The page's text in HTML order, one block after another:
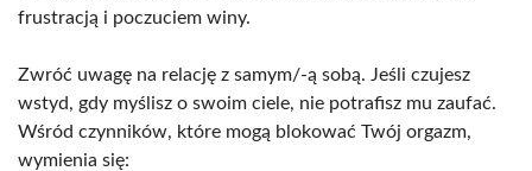
frustracją i poczuciem winy.
Zwróć uwagę na relację z samym/-ą sobą. Jeśli czujesz
wstyd, gdy myślisz o swoim ciele, nie potrafisz mu zaufać.
Wśród czynników, które mogą blokować Twój orgazm,
wymienia się: